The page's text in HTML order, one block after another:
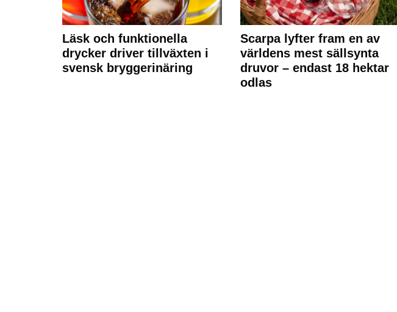
Läsk och funktionella
drycker driver tillväxten i
svensk bryggerinäring
Scarpa lyfter fram en av
världens mest sällsynta
druvor – endast 18 hektar
odlas